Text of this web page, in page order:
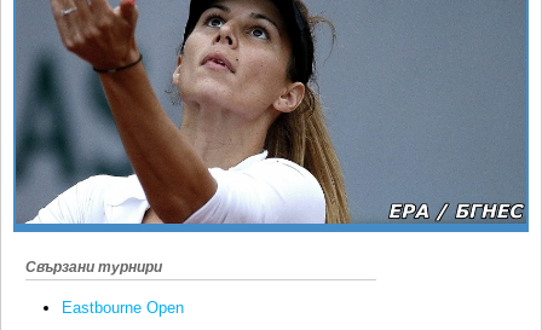
SOFIA OPEN
КЛУБОВЕ
БЛОГ
ВИДЕО
ЖЪЛТО
РАКЕТНИ
Ретро
Спорт&Фитнес
Други
Любители
Свързани турнири
Eastbourne Open